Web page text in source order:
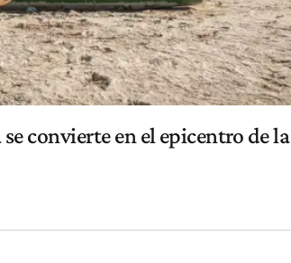
convierte en el epicentro de la